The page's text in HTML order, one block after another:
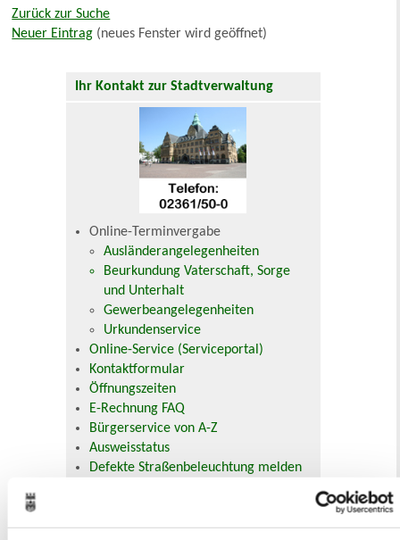
Zurück zur Suche
Neuer Eintrag (neues Fenster wird geöffnet)
Ihr Kontakt zur Stadtverwaltung
Online-Terminvergabe
Ausländerangelegenheiten
Beurkundung Vaterschaft, Sorge
und Unterhalt
Gewerbeangelegenheiten
Urkundenservice
Online-Service (Serviceportal)
Kontaktformular
Öffnungszeiten
E-Rechnung FAQ
Bürgerservice von A-Z
Ausweisstatus
Defekte Straßenbeleuchtung melden